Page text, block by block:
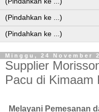
Minggu, 24 November
Supplier
Pacu di Kimaam
Melayani Pemesanan